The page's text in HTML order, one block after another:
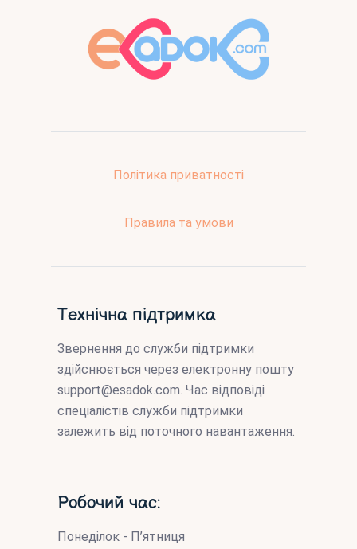
Політика приватності
Правила та умови
Технічна підтримка
Звернення до служби підтримки
здійснюється через електронну пошту
support@esadok.com. Час відповіді
спеціалістів служби підтримки
залежить від поточного навантаження.
Робочий час:
Понеділок - П’ятниця